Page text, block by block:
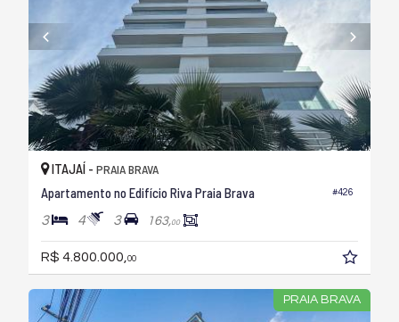
#426
ITAJAÍ - PRAIA BRAVA
Apartamento no Edifício Riva Praia Brava
3 4 3 163,00
R$ 4.800.000, 00
PRAIA BRAVA